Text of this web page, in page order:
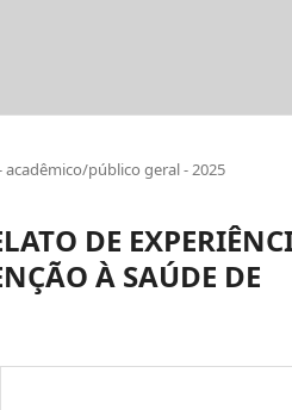
acadêmico/público geral - 2025
DE
À SAÚDE DE